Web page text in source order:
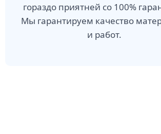
гораздо приятней со 100%
Мы гарантируем качество
и работ.